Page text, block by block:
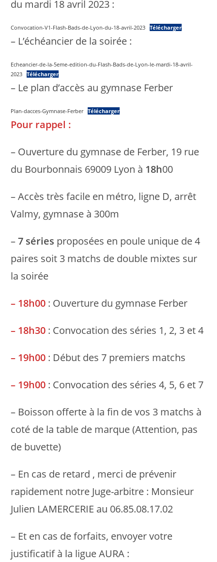
du mardi 18 avril 2023 :
Convocation-V1-Flash-Bads-de-Lyon-du-18-avril-2023 Télécharger
– L’échéancier de la soirée :
Echeancier-de-la-5eme-edition-du-Flash-Bads-de-Lyon-le-mardi-18-avril-
2023 Télécharger
– Le plan d’accès au gymnase Ferber
Plan-dacces-Gymnase-Ferber Télécharger
Pour rappel :
– Ouverture du gymnase de Ferber, 19 rue
du Bourbonnais 69009 Lyon à 18h00
– Accès très facile en métro, ligne D, arrêt
Valmy, gymnase à 300m
–7 séries proposées en poule unique de 4
paires soit 3 matchs de double mixtes sur
la soirée
– 18h00 : Ouverture du gymnase Ferber
– 18h30 : Convocation des séries 1, 2, 3 et 4
– 19h00 : Début des 7 premiers matchs
– 19h00 : Convocation des séries 4, 5, 6 et 7
– Boisson offerte à la fin de vos 3 matchs à
coté de la table de marque (Attention, pas
de buvette)
– En cas de retard , merci de prévenir
rapidement notre Juge-arbitre : Monsieur
Julien LAMERCERIE au 06.85.08.17.02
– Et en cas de forfaits, envoyer votre
justificatif à la ligue AURA :